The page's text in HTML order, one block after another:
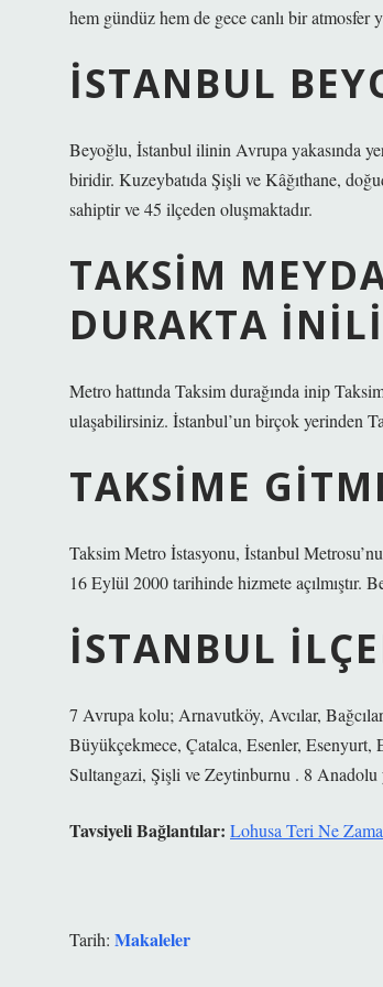
hem gündüz hem de gece canlı bir atmosfer
İSTANBUL
Beyoğlu, İstanbul ilinin Avrupa yakasında
biridir. Kuzeybatıda Şişli ve Kâğıthane,
sahiptir ve 45 ilçeden oluşmaktadır.
TAKSIM
DURAKTA
Metro hattında Taksim durağında inip
ulaşabilirsiniz. İstanbul’un birçok yerinden
TAKSIME
Taksim Metro İstasyonu, İstanbul
16 Eylül 2000 tarihinde hizmete açılmıştır.
İSTANBUL
7 Avrupa kolu; Arnavutköy, Avcılar,
Büyükçekmece, Çatalca, Esenler, Esenyurt,
Sultangazi, Şişli ve Zeytinburnu . 8 Anadolu
Tavsiyeli Bağlantılar: Lohusa Teri Ne
Tarih: Makaleler